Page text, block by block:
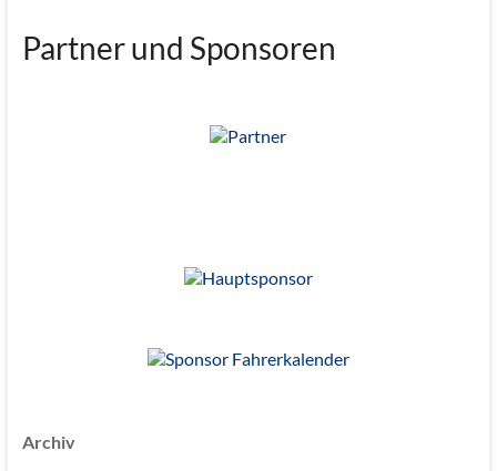
Partner und Sponsoren
Archiv